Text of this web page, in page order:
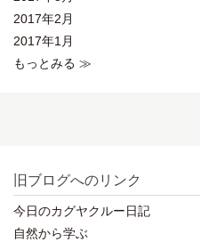
2017年2月
2017年1月
もっとみる ≫
旧ブログへのリンク
今日のカグヤクルー日記
自然から学ぶ